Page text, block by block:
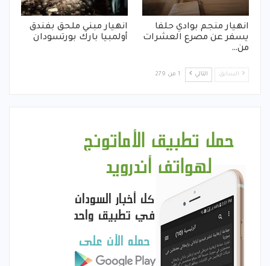
انهيار منجم بوادي حلفا
يسفر عن مصرع العشرات
من…
انهيار مبني ملحق بفندق
أولمبيا بارك بورتسودان
السابق التالي 1 من 279